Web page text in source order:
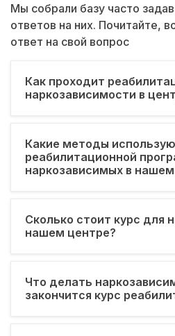
Мы собрали базу часто
ответов на них. Почитайте,
ответ на свой вопрос
Как проходит
наркозависимости в
Какие методы
реабилитационной
наркозависимых в
Сколько стоит курс для
нашем центре?
Что делать
закончится курс